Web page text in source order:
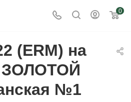
0
(ERM) на
ЗОЛОТОЙ
№1